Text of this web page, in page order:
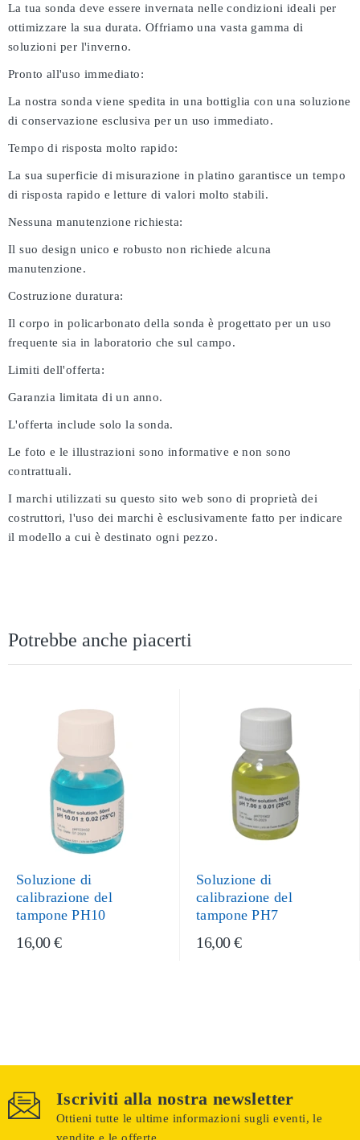
La tua sonda deve essere invernata nelle condizioni ideali per
ottimizzare la sua durata. Offriamo una vasta gamma di
soluzioni per l'inverno.
Pronto all'uso immediato:
La nostra sonda viene spedita in una bottiglia con una soluzione
di conservazione esclusiva per un uso immediato.
Tempo di risposta molto rapido:
La sua superficie di misurazione in platino garantisce un tempo
di risposta rapido e letture di valori molto stabili.
Nessuna manutenzione richiesta:
Il suo design unico e robusto non richiede alcuna
manutenzione.
Costruzione duratura:
Il corpo in policarbonato della sonda è progettato per un uso
frequente sia in laboratorio che sul campo.
Limiti dell'offerta:
Garanzia limitata di un anno.
L'offerta include solo la sonda.
Le foto e le illustrazioni sono informative e non sono
contrattuali.
I marchi utilizzati su questo sito web sono di proprietà dei
costruttori, l'uso dei marchi è esclusivamente fatto per indicare
il modello a cui è destinato ogni pezzo.
Potrebbe anche piacerti
Soluzione di
calibrazione del
tampone PH10
16,00 €
Soluzione di
calibrazione del
tampone PH7
16,00 €
Iscriviti alla nostra newsletter
Ottieni tutte le ultime informazioni sugli eventi, le